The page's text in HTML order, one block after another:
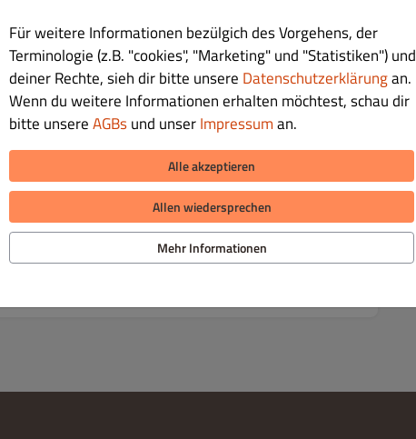
GESCHLOSSEN GESCHLOSSEN
GESCHLOSSEN GESCHLOSSEN
GESCHLOSSEN
GESCHLOSSEN GESCHLOSSEN
Für weitere Informationen bezülgich des Vorgehens, der
Terminologie (z.B. "cookies", "Marketing" und "Statistiken") und
deiner Rechte, sieh dir bitte unsere Datenschutzerklärungan.
Wenn du weitere Informationen erhalten möchtest, schau dir
bitte unsereAGBsund unserImpressuman.
Alle akzeptieren
Allen wiedersprechen
Mehr Informationen